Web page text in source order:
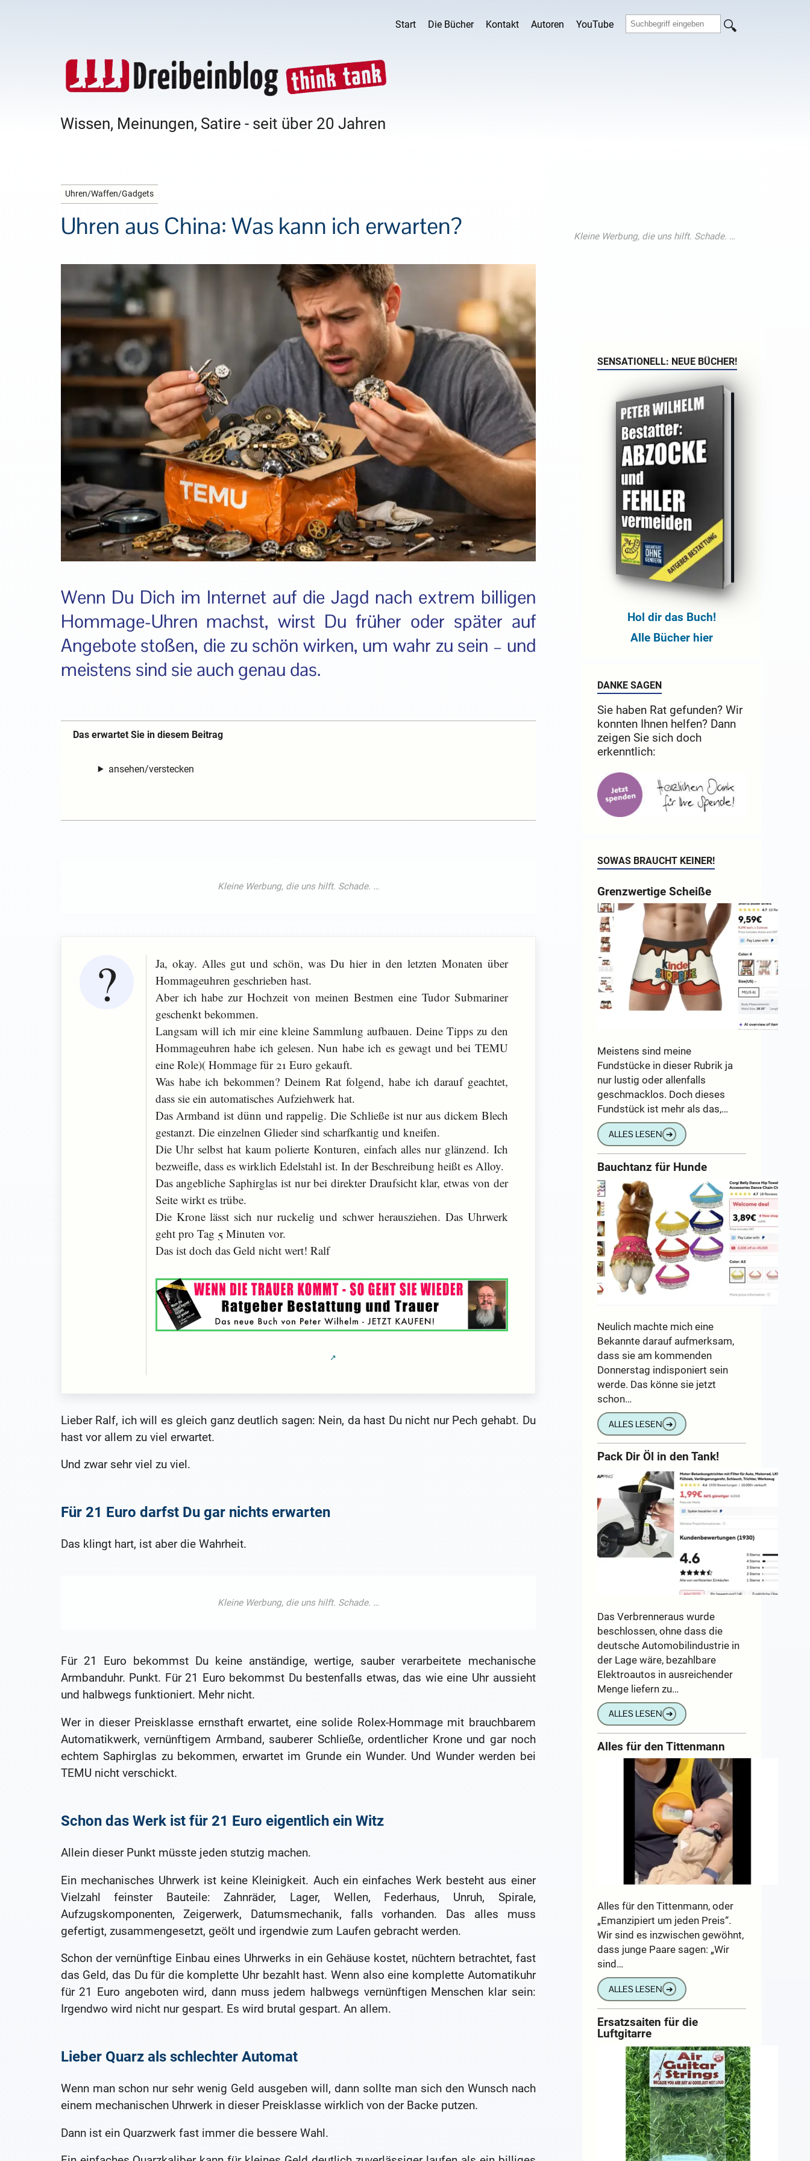
Start Die Bücher Kontakt Autoren YouTube
Wissen, Meinungen, Satire - seit über 20 Jahren
Uhren/Waffen/Gadgets
Uhren aus China: Was kann ich erwarten?
Wenn Du Dich im Internet auf die Jagd nach extrem billigen
Hommage-Uhren machst, wirst Du früher oder später auf
Angebote stoßen, die zu schön wirken, um wahr zu sein – und
meistens sind sie auch genau das.
Das erwartet Sie in diesem Beitrag
ansehen/verstecken
Ja, okay. Alles gut und schön, was Du hier in den letzten Monaten über
Hommageuhren geschrieben hast.
Aber ich habe zur Hochzeit von meinen Bestmen eine Tudor Submariner
geschenkt bekommen.
Langsam will ich mir eine kleine Sammlung aufbauen. Deine Tipps zu den
Hommageuhren habe ich gelesen. Nun habe ich es gewagt und bei TEMU
eine Role)( Hommage für 21 Euro gekauft.
Was habe ich bekommen? Deinem Rat folgend, habe ich darauf geachtet,
dass sie ein automatisches Aufziehwerk hat.
Das Armband ist dünn und rappelig. Die Schließe ist nur aus dickem Blech
gestanzt. Die einzelnen Glieder sind scharfkantig und kneifen.
Die Uhr selbst hat kaum polierte Konturen, einfach alles nur glänzend. Ich
bezweifle, dass es wirklich Edelstahl ist. In der Beschreibung heißt es Alloy.
Das angebliche Saphirglas ist nur bei direkter Draufsicht klar, etwas von der
Seite wirkt es trübe.
Die Krone lässt sich nur ruckelig und schwer herausziehen. Das Uhrwerk
geht pro Tag 5 Minuten vor.
Das ist doch das Geld nicht wert! Ralf
Lieber Ralf, ich will es gleich ganz deutlich sagen: Nein, da hast Du nicht nur Pech gehabt. Du
hast vor allem zu viel erwartet.
Und zwar sehr viel zu viel.
Für 21 Euro darfst Du gar nichts erwarten
Das klingt hart, ist aber die Wahrheit.
Für 21 Euro bekommst Du keine anständige, wertige, sauber verarbeitete mechanische
Armbanduhr. Punkt. Für 21 Euro bekommst Du bestenfalls etwas, das wie eine Uhr aussieht
und halbwegs funktioniert. Mehr nicht.
Wer in dieser Preisklasse ernsthaft erwartet, eine solide Rolex-Hommage mit brauchbarem
Automatikwerk, vernünftigem Armband, sauberer Schließe, ordentlicher Krone und gar noch
echtem Saphirglas zu bekommen, erwartet im Grunde ein Wunder. Und Wunder werden bei
TEMU nicht verschickt.
Schon das Werk ist für 21 Euro eigentlich ein Witz
Allein dieser Punkt müsste jeden stutzig machen.
Ein mechanisches Uhrwerk ist keine Kleinigkeit. Auch ein einfaches Werk besteht aus einer
Vielzahl feinster Bauteile: Zahnräder, Lager, Wellen, Federhaus, Unruh, Spirale,
Aufzugskomponenten, Zeigerwerk, Datumsmechanik, falls vorhanden. Das alles muss
gefertigt, zusammengesetzt, geölt und irgendwie zum Laufen gebracht werden.
Schon der vernünftige Einbau eines Uhrwerks in ein Gehäuse kostet, nüchtern betrachtet, fast
das Geld, das Du für die komplette Uhr bezahlt hast. Wenn also eine komplette Automatikuhr
für 21 Euro angeboten wird, dann muss jedem halbwegs vernünftigen Menschen klar sein:
Irgendwo wird nicht nur gespart. Es wird brutal gespart. An allem.
Lieber Quarz als schlechter Automat
Wenn man schon nur sehr wenig Geld ausgeben will, dann sollte man sich den Wunsch nach
einem mechanischen Uhrwerk in dieser Preisklasse wirklich von der Backe putzen.
Dann ist ein Quarzwerk fast immer die bessere Wahl.
SENSATIONELL: NEUE BÜCHER!
Hol dir das Buch!
Alle Bücher hier
DANKE SAGEN
Sie haben Rat gefunden? Wir
konnten Ihnen helfen? Dann
zeigen Sie sich doch
erkenntlich:
SOWAS BRAUCHT KEINER!
Grenzwertige Scheiße
Meistens sind meine
Fundstücke in dieser Rubrik ja
nur lustig oder allenfalls
geschmacklos. Doch dieses
Fundstück ist mehr als das,…
ALLES LESEN ➔
Bauchtanz für Hunde
Neulich machte mich eine
Bekannte darauf aufmerksam,
dass sie am kommenden
Donnerstag indisponiert sein
werde. Das könne sie jetzt
schon…
ALLES LESEN ➔
Pack Dir Öl in den Tank!
Das Verbrenneraus wurde
beschlossen, ohne dass die
deutsche Automobilindustrie in
der Lage wäre, bezahlbare
Elektroautos in ausreichender
Menge liefern zu…
ALLES LESEN ➔
Alles für den Tittenmann
Alles für den Tittenmann, oder
„Emanzipiert um jeden Preis“.
Wir sind es inzwischen gewöhnt,
dass junge Paare sagen: „Wir
sind…
ALLES LESEN ➔
Ersatzsaiten für die
Luftgitarre